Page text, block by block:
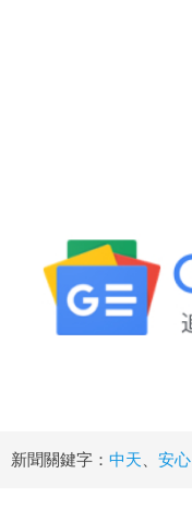
新聞關鍵字： 中天 安心